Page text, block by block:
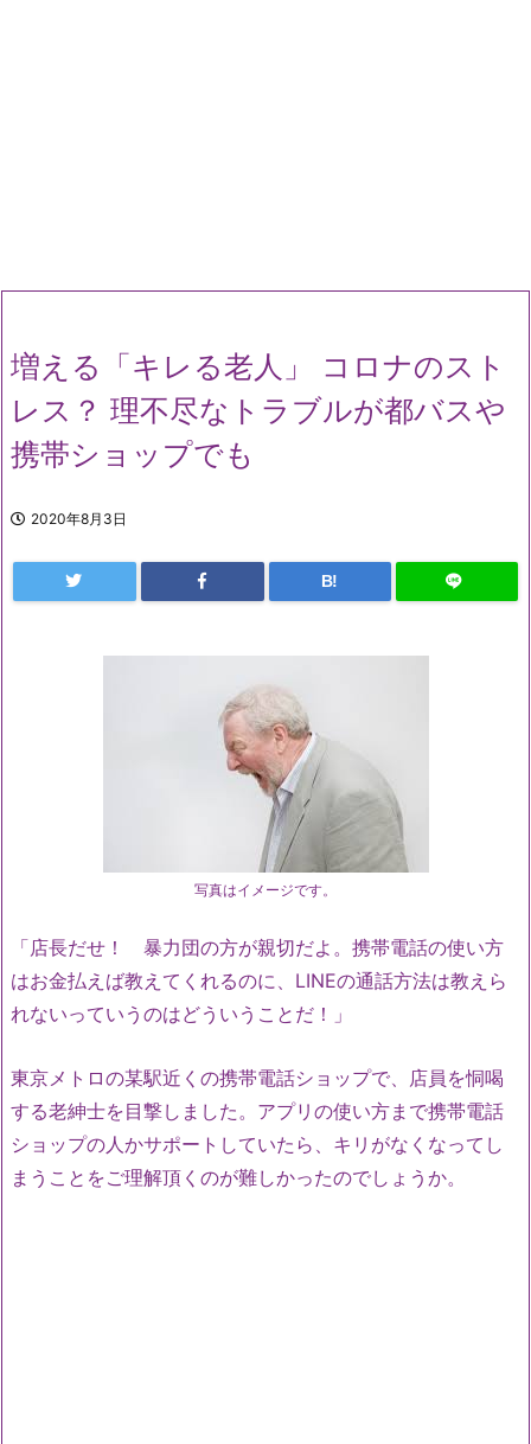
増える「キレる老人」 コロナのスト
レス？ 理不尽なトラブルが都バスや
携帯ショップでも
2020年8月3日
B!
写真はイメージです。
「店長だせ！ 暴力団の方が親切だよ。携帯電話の使い方
はお金払えば教えてくれるのに、LINEの通話方法は教えら
れないっていうのはどういうことだ！」
東京メトロの某駅近くの携帯電話ショップで、店員を恫喝
する老紳士を目撃しました。アプリの使い方まで携帯電話
ショップの人かサポートしていたら、キリがなくなってし
まうことをご理解頂くのが難しかったのでしょうか。